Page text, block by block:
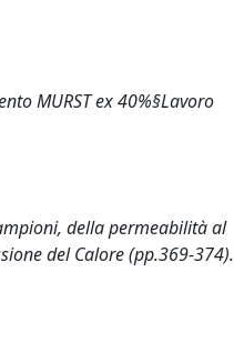
MURST ex 40%§Lavoro
della permeabilità al
del Calore (pp.369-374).